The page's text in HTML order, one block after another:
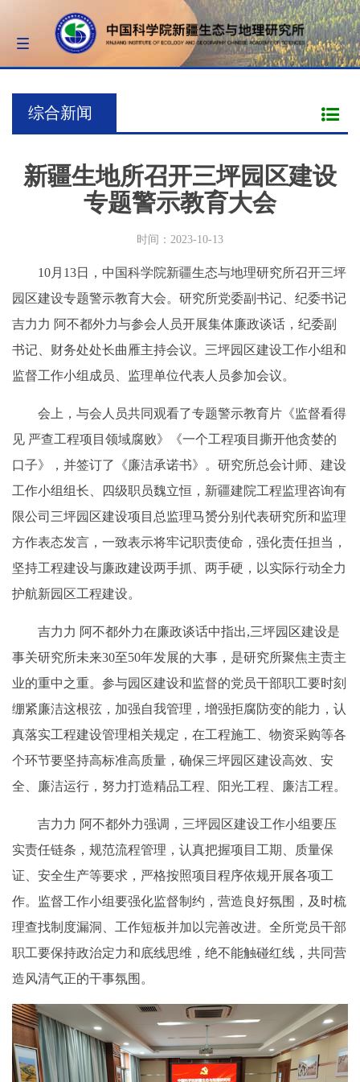
Toggle
navigation
综合新闻
新疆生地所召开三坪园区建设
专题警示教育大会
时间：2023-10-13
10月13日，中国科学院新疆生态与地理研究所召开三坪
园区建设专题警示教育大会。研究所党委副书记、纪委书记
吉力力 阿不都外力与参会人员开展集体廉政谈话，纪委副
书记、财务处处长曲雁主持会议。三坪园区建设工作小组和
监督工作小组成员、监理单位代表人员参加会议。
会上，与会人员共同观看了专题警示教育片《监督看得
见 严查工程项目领域腐败》《一个工程项目撕开他贪婪的
口子》，并签订了《廉洁承诺书》。研究所总会计师、建设
工作小组组长、四级职员魏立恒，新疆建院工程监理咨询有
限公司三坪园区建设项目总监理马赟分别代表研究所和监理
方作表态发言，一致表示将牢记职责使命，强化责任担当，
坚持工程建设与廉政建设两手抓、两手硬，以实际行动全力
护航新园区工程建设。
吉力力 阿不都外力在廉政谈话中指出,三坪园区建设是
事关研究所未来30至50年发展的大事，是研究所聚焦主责主
业的重中之重。参与园区建设和监督的党员干部职工要时刻
绷紧廉洁这根弦，加强自我管理，增强拒腐防变的能力，认
真落实工程建设管理相关规定，在工程施工、物资采购等各
个环节要坚持高标准高质量，确保三坪园区建设高效、安
全、廉洁运行，努力打造精品工程、阳光工程、廉洁工程。
吉力力 阿不都外力强调，三坪园区建设工作小组要压
实责任链条，规范流程管理，认真把握项目工期、质量保
证、安全生产等要求，严格按照项目程序依规开展各项工
作。监督工作小组要强化监督制约，营造良好氛围，及时梳
理查找制度漏洞、工作短板并加以完善改进。全所党员干部
职工要保持政治定力和底线思维，绝不能触碰红线，共同营
造风清气正的干事氛围。